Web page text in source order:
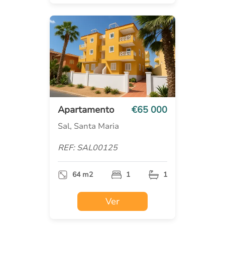
Apartamento €65 000
Sal, Santa Maria
REF: SAL00125
64 m2 1 1
Ver